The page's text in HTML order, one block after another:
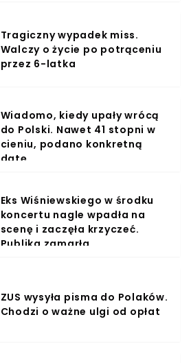
Tragiczny wypadek miss.
Walczy o życie po potrąceniu
przez 6-latka
Wiadomo, kiedy upały wrócą
do Polski. Nawet 41 stopni w
cieniu, podano konkretną
datę
Eks Wiśniewskiego w środku
koncertu nagle wpadła na
scenę i zaczęła krzyczeć.
Publika zamarła
ZUS wysyła pisma do Polaków.
Chodzi o ważne ulgi od opłat